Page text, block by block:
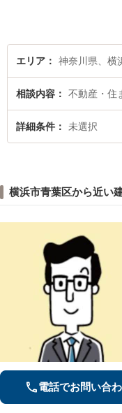
軽
エリア 神奈川県、横
相談内容 不動産・住
詳細条件 未選択
横浜市青葉区から近い
電話でお問い合